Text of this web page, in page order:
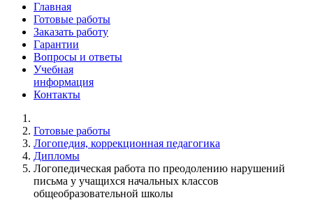
Главная
Готовые работы
Заказать работу
Гарантии
Вопросы и ответы
Учебная
информация
Контакты
Готовые работы
Логопедия, коррекционная педагогика
Дипломы
Логопедическая работа по преодолению нарушений
письма у учащихся начальных классов
общеобразовательной школы